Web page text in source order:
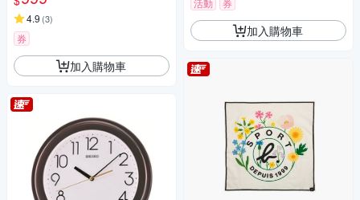
4.9 (3)
券
加入購物車
活動 券
加入購物車